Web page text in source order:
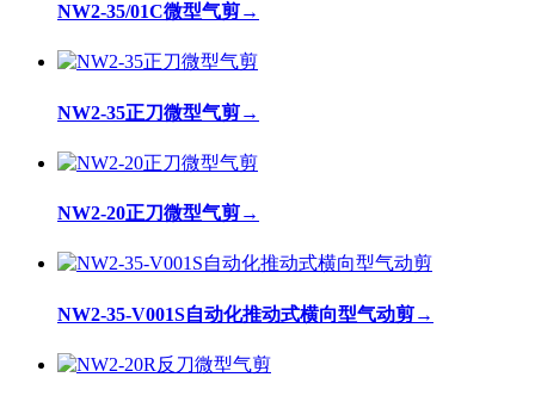
NW2-35/01C微型气剪→
NW2-35正刀微型气剪→
NW2-20正刀微型气剪→
NW2-35-V001S自动化推动式横向型气动剪→